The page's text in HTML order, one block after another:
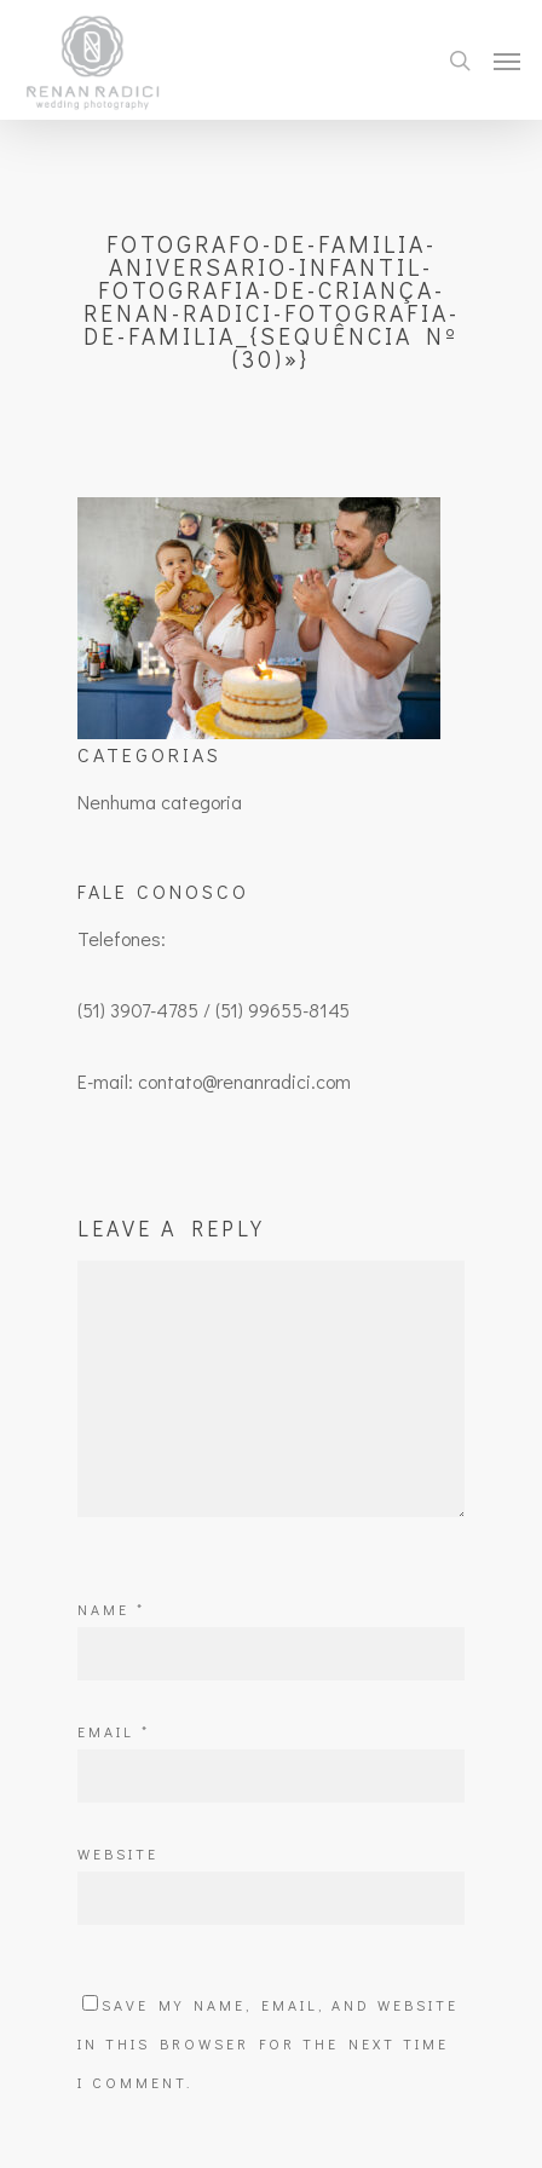
FOTOGRAFO-DE-FAMILIA-
ANIVERSARIO-INFANTIL-
FOTOGRAFIA-DE-CRIANÇA-
RENAN-RADICI-FOTOGRAFIA-
DE-FAMILIA_{SEQUÊNCIA Nº
(30)»}
CATEGORIAS
Nenhuma categoria
FALE CONOSCO
Telefones:
(51) 3907-4785 / (51) 99655-8145
E-mail: contato@renanradici.com
LEAVE A REPLY
NAME *
EMAIL *
WEBSITE
SAVE MY NAME, EMAIL, AND WEBSITE
IN THIS BROWSER FOR THE NEXT TIME
I COMMENT.